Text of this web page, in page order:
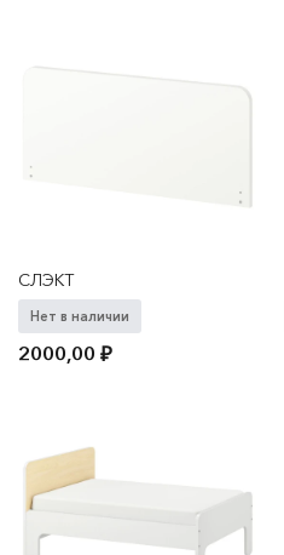
СЛЭКТ
Нет в наличии
2000,00₽